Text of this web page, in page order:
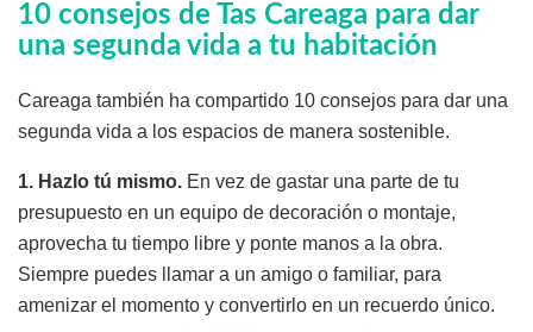
10 consejos de Tas Careaga para dar
una segunda vida a tu habitación
Careaga también ha compartido 10 consejos para dar una
segunda vida a los espacios de manera sostenible.
1. Hazlo tú mismo. En vez de gastar una parte de tu
presupuesto en un equipo de decoración o montaje,
aprovecha tu tiempo libre y ponte manos a la obra.
Siempre puedes llamar a un amigo o familiar, para
amenizar el momento y convertirlo en un recuerdo único.